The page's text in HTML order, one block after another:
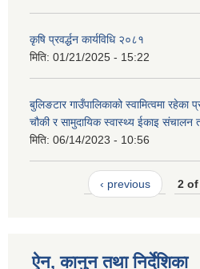
कृषि प्रवर्द्धन कार्यविधि २०८१
मिति: 01/21/2025 - 15:22
बुलिङटार गाउँपालिकाको स्वामित्वमा रहेका
चौकी र सामुदायिक स्वास्थ्य ईकाइ संचालन
मिति: 06/14/2023 - 10:56
‹ previous 2 of
ऐन, कानुन तथा निर्देशिका